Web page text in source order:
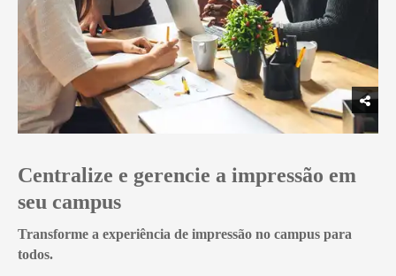
Centralize e gerencie a impressão em
seu campus
Transforme a experiência de impressão no campus para
todos.